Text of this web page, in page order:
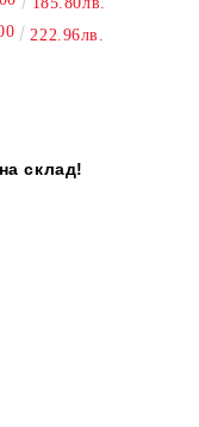
222.96лв.
склад!